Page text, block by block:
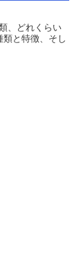
、どれくらい
と特徴、そし